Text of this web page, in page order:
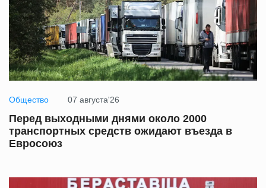
Общество 07 августа'26
Перед выходными днями около 2000
транспортных средств ожидают въезда в
Евросоюз